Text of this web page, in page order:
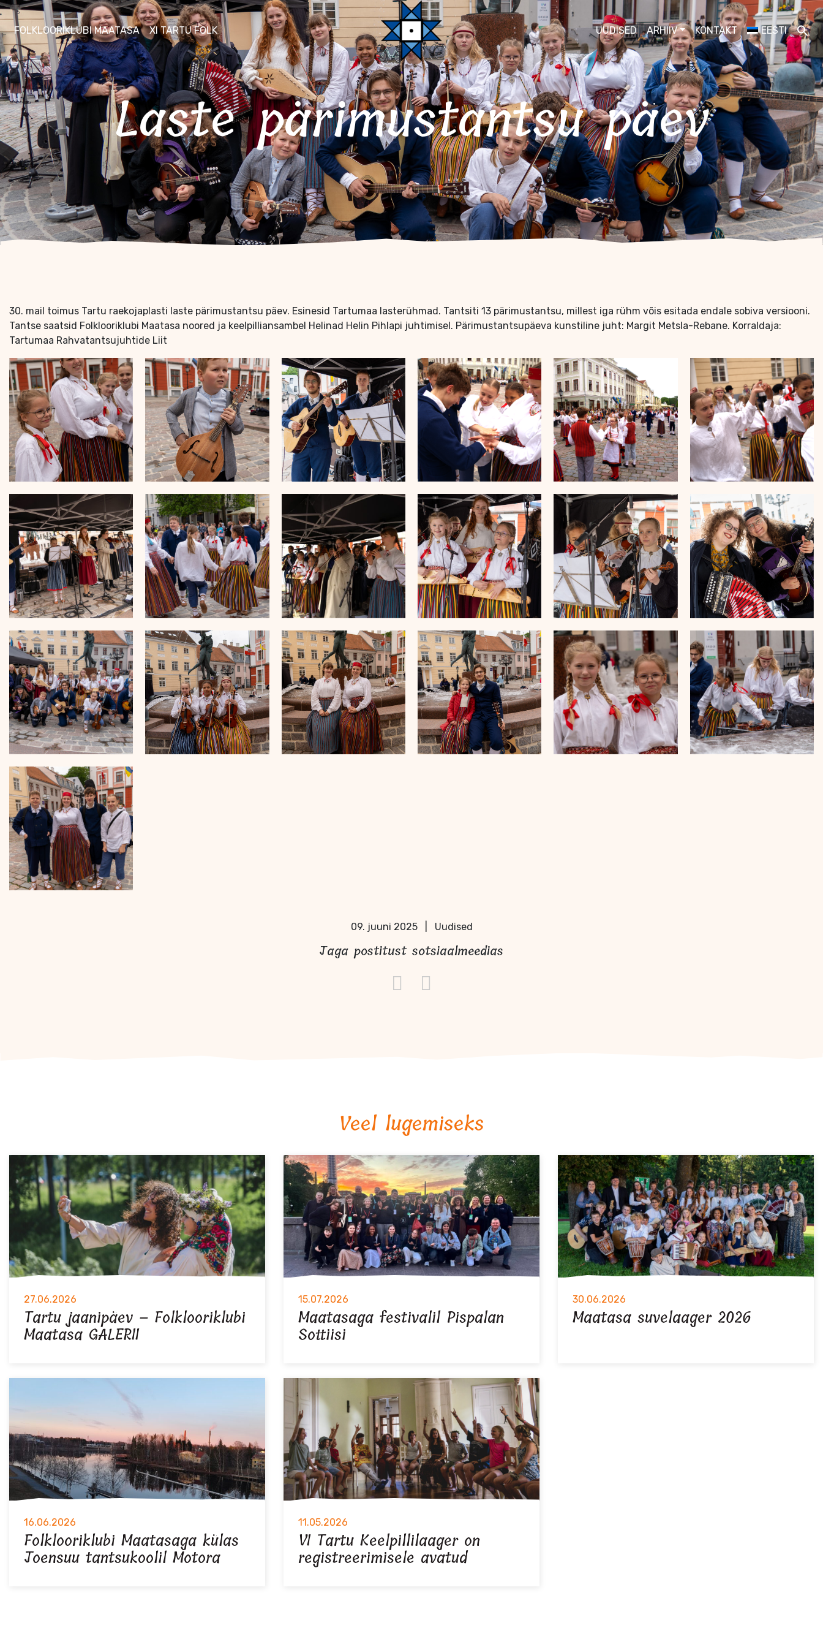
FOLKLOORIKLUBI MAATASA XI TARTU FOLK UUDISED ARHIIV KONTAKT EESTI
Laste pärimustantsu päev
30. mail toimus Tartu raekojaplasti laste pärimustantsu päev. Esinesid Tartumaa lasterühmad. Tantsiti 13 pärimustantsu, millest iga rühm võis esitada endale sobiva versiooni.
Tantse saatsid Folklooriklubi Maatasa noored ja keelpilliansambel Helinad Helin Pihlapi juhtimisel. Pärimustantsupäeva kunstiline juht: Margit Metsla-Rebane. Korraldaja:
Tartumaa Rahvatantsujuhtide Liit
09. juuni 2025 Uudised
Jaga postitust sotsiaalmeedias
Veel lugemiseks
27.06.2026
Tartu jaanipäev – Folklooriklubi
Maatasa GALERII
15.07.2026
Maatasaga festivalil Pispalan
Sottiisi
30.06.2026
Maatasa suvelaager 2026
16.06.2026
Folklooriklubi Maatasaga külas
Joensuu tantsukoolil Motora
11.05.2026
VI Tartu Keelpillilaager on
registreerimisele avatud